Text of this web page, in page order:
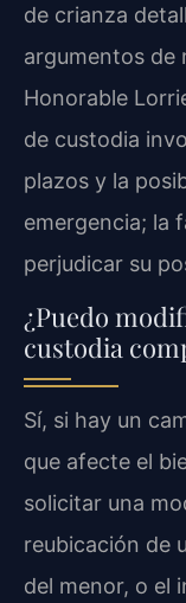
de crianza
argumentos de
Honorable
de custodia
plazos y la
emergencia; la
perjudicar su
¿Puedo
custodia
Sí, si hay un
que afecte el
solicitar una
reubicación de
del menor, o el